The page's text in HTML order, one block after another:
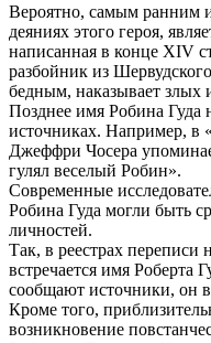
Вероятно, самым ранним
деяниях этого героя,
написанная в конце XIV
разбойник из
бедным, наказывает
Позднее имя Робина Гуда
источниках. Например, в
Джеффри Чосера
гулял веселый Робин».
Современные
Робина Гуда могли быть
личностей.
Так, в реестрах переписи
встречается имя
сообщают источники, он
Кроме того,
возникновение